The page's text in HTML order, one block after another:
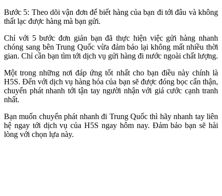
Bước 5: Theo dõi vận đơn để biết hàng của bạn đi tới đâu và không
thất lạc được hàng mà bạn gửi.
Chỉ với 5 bước đơn giản bạn đã thực hiện việc gửi hàng nhanh
chóng sang bên Trung Quốc vừa đảm bảo lại không mất nhiều thời
gian. Chỉ cần bạn tìm tới dịch vụ gửi hàng đi nước ngoài chất lượng.
Một trong những nơi đáp ứng tốt nhất cho bạn điều này chính là
H5S. Đến với dịch vụ hàng hóa của bạn sẽ được đóng bọc cẩn thận,
chuyển phát nhanh tới tận tay người nhận với giá cước cạnh tranh
nhất.
Bạn muốn chuyển phát nhanh đi Trung Quốc thì hãy nhanh tay liên
hệ ngay tới dịch vụ của H5S ngay hôm nay. Đảm bảo bạn sẽ hài
lòng với chọn lựa này.